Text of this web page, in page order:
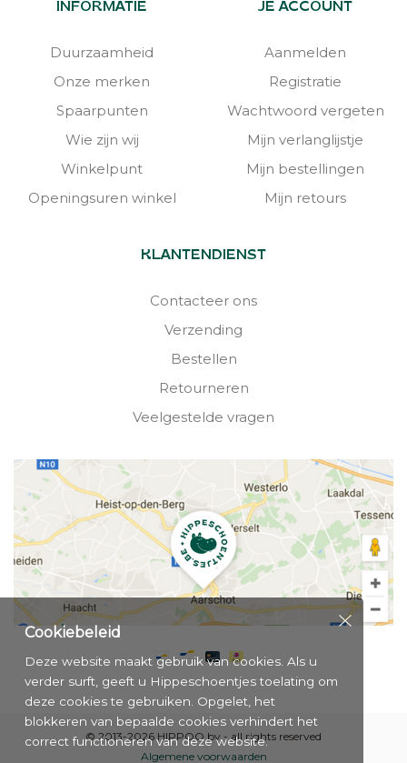
INFORMATIE
Duurzaamheid
Onze merken
Spaarpunten
Wie zijn wij
Winkelpunt
Openingsuren winkel
JE ACCOUNT
Aanmelden
Registratie
Wachtwoord vergeten
Mijn verlanglijstje
Mijn bestellingen
Mijn retours
KLANTENDIENST
Contacteer ons
Verzending
Bestellen
Retourneren
Veelgestelde vragen
© 2013-2026 HIPPOO bv - all rights reserved
Algemene voorwaarden
Cookiebeleid
Deze website maakt gebruik van cookies. Als u
verder surft, geeft u Hippeschoentjes toelating om
deze cookies te gebruiken. Opgelet, het
blokkeren van bepaalde cookies verhindert het
correct functioneren van deze website.